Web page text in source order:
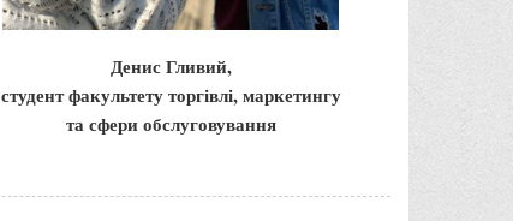
Денис Гливий,
студент факультету торгівлі, маркетингу
та сфери обслуговування